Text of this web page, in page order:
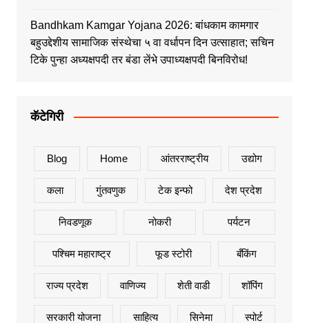
Bandhkam Kamgar Yojana 2026: बांधकाम कामगार
बहुउद्देशीय सामाजिक संस्थेचा ५ वा वर्धापन दिन उत्साहात; सचिन
टिके पुन्हा अध्यक्षपदी तर बंडा लेंभे उपाध्यक्षपदी बिनविरोध!
कॅटेगिरी
Blog Home आंतरराष्ट्रीय उद्योग
कला गुंतवणुक टेक इन्फो देश प्रदेश
निवडणूक नोकरी पर्यटन
पश्चिम महाराष्ट्र फूड स्टोरी बँकिंग
राज्य प्रदेश वाणिज्य शेती वाडी शॉपिंग
सरकारी योजना साहित्य सिनेमा स्पोर्ट